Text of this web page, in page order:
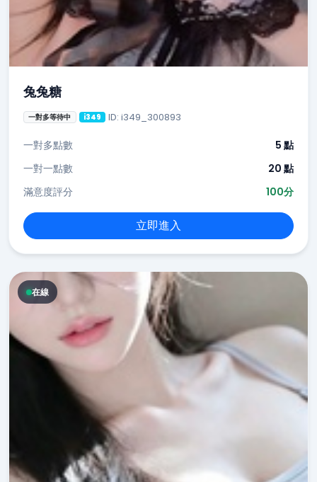
兔兔糖
一對多等待中 i349 ID: i349_300893
一對多點數
5 點
一對一點數
20 點
滿意度評分
100分
立即進入
在線